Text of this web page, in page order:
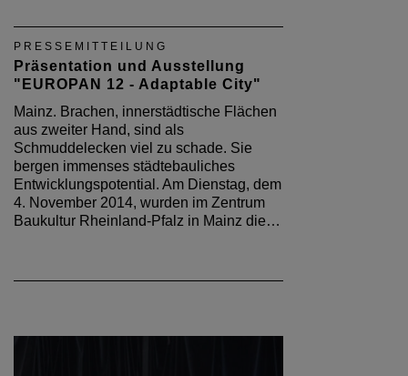
PRESSEMITTEILUNG
Präsentation und Ausstellung
"EUROPAN 12 - Adaptable City"
Mainz. Brachen, innerstädtische Flächen
aus zweiter Hand, sind als
Schmuddelecken viel zu schade. Sie
bergen immenses städtebauliches
Entwicklungspotential. Am Dienstag, dem
4. November 2014, wurden im Zentrum
Baukultur Rheinland-Pfalz in Mainz die…